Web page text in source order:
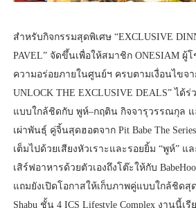
สำหรับกิจกรรมสุดพิเศษ “EXCLUSIVE
PAVEL” จัดขึ้นเพื่อให้สมาชิก ONESIAM
ความอร่อยภายในศูนย์ฯ ครบตามเงื่อนไขจา
UNLOCK THE EXCLUSIVE DEALS” ได้
แบบใกล้ชิดกับ พูห์–กฤติน กิจจารุวรรณกุล แ
เผ่าพันธุ์ คู่จิ้นสุดฮอตจาก Pit Babe The
เต็มไปด้วยเสียงหัวเราะและรอยยิ้ม “พูห์” แ
เสิร์ฟอาหารด้วยตัวเองถึงโต๊ะให้กับ
แถมยังเปิดโอกาสให้เก็บภาพคู่แบบใกล้ชิดสุ
Shabu ชั้น 4 ICS Lifestyle Complex งานนี้